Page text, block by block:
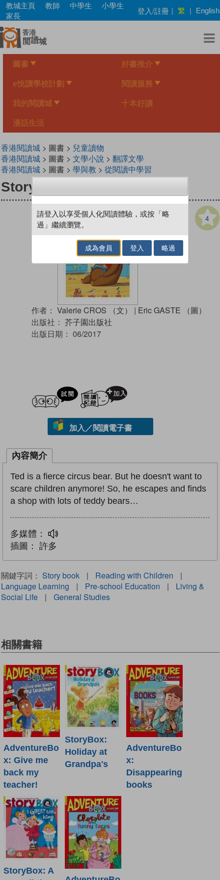
Skip
main
content
教城主頁 教師 中學生
小學生
家長
登入/註冊 | 繁 | English
圖書 好書推介
e悅讀學校計劃 閱讀服務
我的閱讀城 十本好讀
漫話生活
香港閱讀城> 圖書 > 兒童讀物
香港閱讀城> 圖書 > 文學小說 > 翻譯文學
香港閱讀城> 圖書 > 學與教 > 從閱讀中學習
StoryBox: A bear called TED
4
作者： Valerie CROS （文） | Eric GASTE （圖）
出版社： 芥子園出版社
出版日期： 06/2017
試閲
加入／閱讀電子書
內容簡介
Ted is a fierce circus bear. But he doesn't want to
scare children anymore! So, he escapes and finds
a shop with lots of teddy bears…
多媒體：
插圖：
許多
關鍵字詞： Story book | Reading with Children
|
Language Learning
| Pre-school Education |
Living &
Social Life
| General Studies
相關書籍
AdventureBo
x: Give me
back my
teacher!
StoryBox:
Holiday at
Grandpa's
AdventureBo
x:
Disappearing
books
StoryBox: A
請登入以享受個人化閱讀體驗，或按「略
過」繼續瀏覽。
成為會員 登入 略過